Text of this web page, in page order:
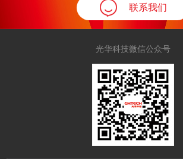
联系我们
光华科技微信公众号